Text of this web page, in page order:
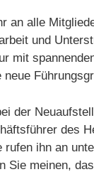
an alle
und
mit
der
des
rufen ihn an
Sie meinen,